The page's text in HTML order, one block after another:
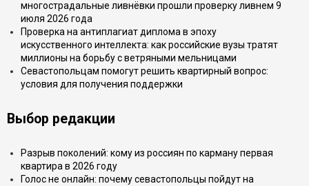
многострадальные ливнёвки прошли проверку ливнем 9
июля 2026 года
Проверка на антиплагиат диплома в эпоху
искусственного интеллекта: как российские вузы тратят
миллионы на борьбу с ветряными мельницами
Севастопольцам помогут решить квартирный вопрос:
условия для получения поддержки
Выбор редакции
Разрыв поколений: кому из россиян по карману первая
квартира в 2026 году
Голос не онлайн: почему севастопольцы пойдут на